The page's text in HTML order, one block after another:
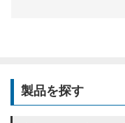
製品を探す